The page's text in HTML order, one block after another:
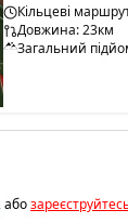
Кільцеві
Довжина: 23км
Загальний
або